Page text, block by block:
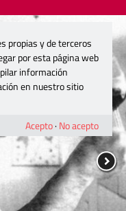
propias y de terceros
por esta página web
información
en nuestro sitio
Acepto· No acepto